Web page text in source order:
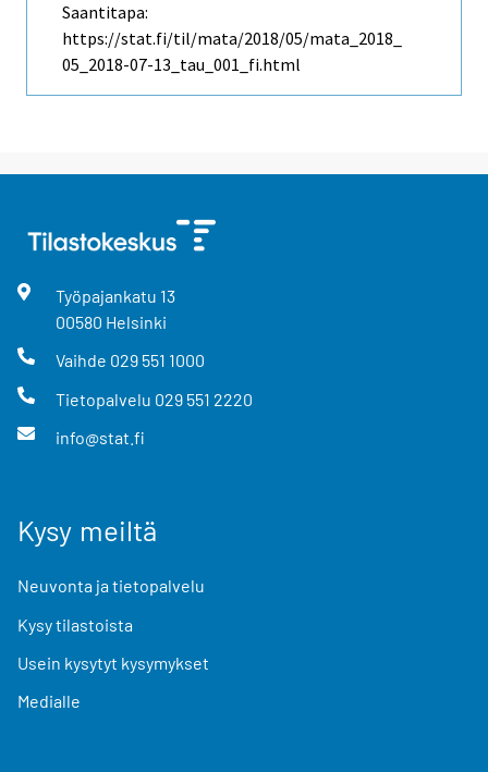
Saantitapa:
https://stat.fi/til/mata/2018/05/mata_2018_
05_2018-07-13_tau_001_fi.html
Työpajankatu 13
00580 Helsinki
Vaihde 029 551 1000
Tietopalvelu 029 551 2220
info@stat.fi
Kysy meiltä
Neuvonta ja tietopalvelu
Kysy tilastoista
Usein kysytyt kysymykset
Medialle